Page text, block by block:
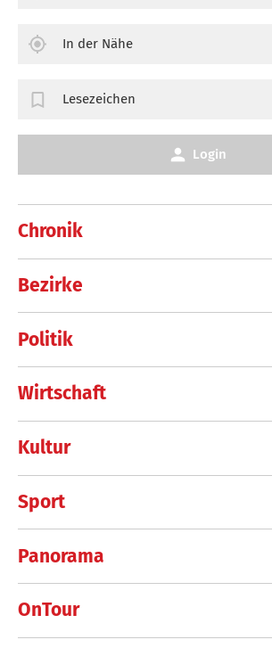
Chronik
Bezirke
Politik
Wirtschaft
Kultur
Sport
Panorama
OnTour
In der Nähe
Lesezeichen
Login